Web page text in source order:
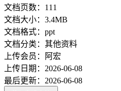
文档页数： 111
文档大小： 3.4MB
文档格式： ppt
文档分类： 其他资料
上传会员：
阿宏
上传日期： 2026-06-08
最后更新： 2026-06-08